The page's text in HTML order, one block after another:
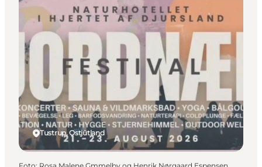
Tustrup, Ostjütland